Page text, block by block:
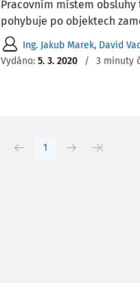
Pracovním místem
pohybuje po objektech
Ing. Jakub Marek, David
Vydáno: 5. 3. 2020 / 3 minuty
1